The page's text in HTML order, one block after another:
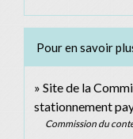
Pour en savoir
Site de la
stationnement
Commission du